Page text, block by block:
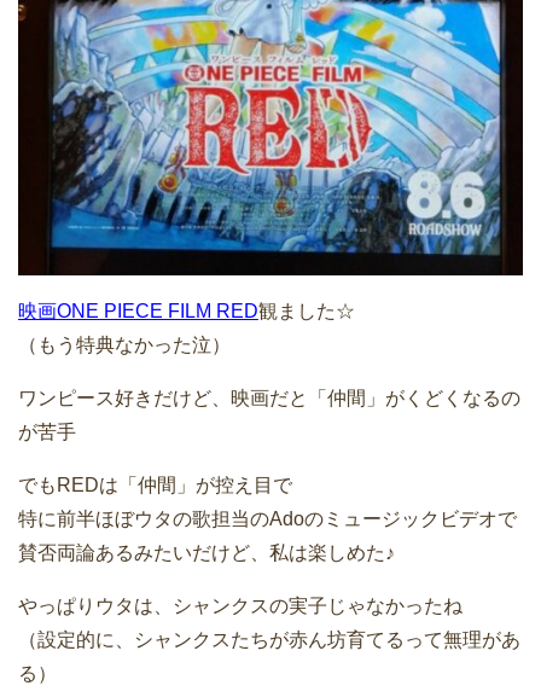
映画ONE PIECE FILM RED観ました☆
（もう特典なかった泣）
ワンピース好きだけど、映画だと「仲間」がくどくなるの
が苦手
でもREDは「仲間」が控え目で
特に前半ほぼウタの歌担当のAdoのミュージックビデオで
賛否両論あるみたいだけど、私は楽しめた♪
やっぱりウタは、シャンクスの実子じゃなかったね
（設定的に、シャンクスたちが赤ん坊育てるって無理があ
る）